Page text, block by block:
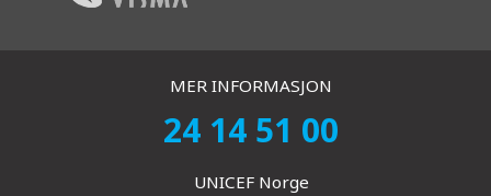
MER INFORMASJON
24 14 51 00
UNICEF Norge